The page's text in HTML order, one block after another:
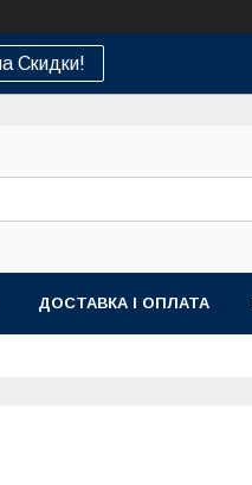
Скидки!
ДОСТАВКА І ОПЛАТА